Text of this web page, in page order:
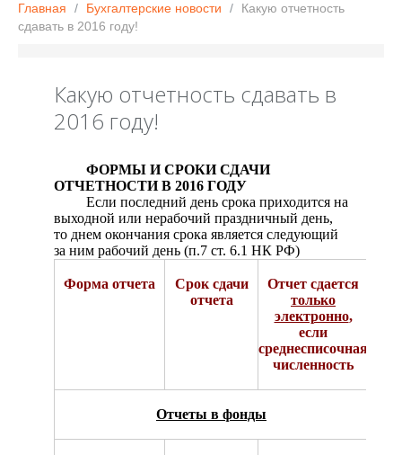
Главная Бухгалтерские новости
Какую отчетность
сдавать в 2016 году!
Какую отчетность сдавать в
2016 году!
ФОРМЫ И СРОКИ СДАЧИ
ОТЧЕТНОСТИ В 2016 ГОДУ
Если последний день срока приходится на
выходной или нерабочий праздничный день,
то днем окончания срока является следующий
за ним рабочий день (п.7 ст. 6.1 НК РФ)
Форма отчета
Срок сдачи
отчета
Отчет сдается
только
электронно,
если
среднесписочная
численность
Отчеты в фонды